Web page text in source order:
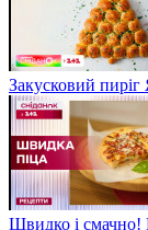
Закусковий пиріг
Швидко і смачно!